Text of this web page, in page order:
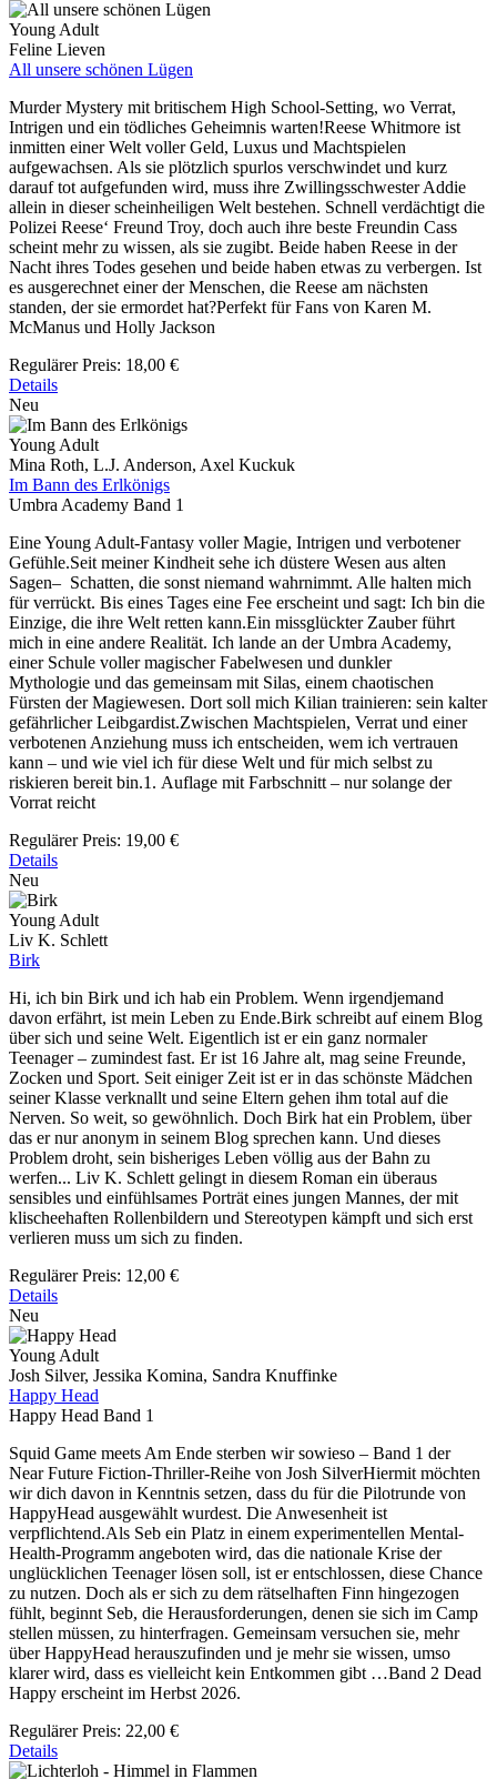
Young Adult
Feline Lieven
All unsere schönen Lügen
Murder Mystery mit britischem High School-Setting, wo Verrat,
Intrigen und ein tödliches Geheimnis warten!Reese Whitmore ist
inmitten einer Welt voller Geld, Luxus und Machtspielen
aufgewachsen. Als sie plötzlich spurlos verschwindet und kurz
darauf tot aufgefunden wird, muss ihre Zwillingsschwester Addie
allein in dieser scheinheiligen Welt bestehen. Schnell verdächtigt die
Polizei Reese‘ Freund Troy, doch auch ihre beste Freundin Cass
scheint mehr zu wissen, als sie zugibt. Beide haben Reese in der
Nacht ihres Todes gesehen und beide haben etwas zu verbergen. Ist
es ausgerechnet einer der Menschen, die Reese am nächsten
standen, der sie ermordet hat?Perfekt für Fans von Karen M.
McManus und Holly Jackson
Regulärer Preis: 18,00 €
Details
Neu
Young Adult
Mina Roth, L.J. Anderson, Axel Kuckuk
Im Bann des Erlkönigs
Umbra Academy Band 1
Eine Young Adult-Fantasy voller Magie, Intrigen und verbotener
Gefühle.Seit meiner Kindheit sehe ich düstere Wesen aus alten
Sagen– Schatten, die sonst niemand wahrnimmt. Alle halten mich
für verrückt. Bis eines Tages eine Fee erscheint und sagt: Ich bin die
Einzige, die ihre Welt retten kann.Ein missglückter Zauber führt
mich in eine andere Realität. Ich lande an der Umbra Academy,
einer Schule voller magischer Fabelwesen und dunkler
Mythologie und das gemeinsam mit Silas, einem chaotischen
Fürsten der Magiewesen. Dort soll mich Kilian trainieren: sein kalter
gefährlicher Leibgardist.Zwischen Machtspielen, Verrat und einer
verbotenen Anziehung muss ich entscheiden, wem ich vertrauen
kann – und wie viel ich für diese Welt und für mich selbst zu
riskieren bereit bin.1. Auflage mit Farbschnitt – nur solange der
Vorrat reicht
Regulärer Preis: 19,00 €
Details
Neu
Young Adult
Liv K. Schlett
Birk
Hi, ich bin Birk und ich hab ein Problem. Wenn irgendjemand
davon erfährt, ist mein Leben zu Ende.Birk schreibt auf einem Blog
über sich und seine Welt. Eigentlich ist er ein ganz normaler
Teenager – zumindest fast. Er ist 16 Jahre alt, mag seine Freunde,
Zocken und Sport. Seit einiger Zeit ist er in das schönste Mädchen
seiner Klasse verknallt und seine Eltern gehen ihm total auf die
Nerven. So weit, so gewöhnlich. Doch Birk hat ein Problem, über
das er nur anonym in seinem Blog sprechen kann. Und dieses
Problem droht, sein bisheriges Leben völlig aus der Bahn zu
werfen... Liv K. Schlett gelingt in diesem Roman ein überaus
sensibles und einfühlsames Porträt eines jungen Mannes, der mit
klischeehaften Rollenbildern und Stereotypen kämpft und sich erst
verlieren muss um sich zu finden.
Regulärer Preis: 12,00 €
Details
Neu
Young Adult
Josh Silver, Jessika Komina, Sandra Knuffinke
Happy Head
Happy Head Band 1
Squid Game meets Am Ende sterben wir sowieso – Band 1 der
Near Future Fiction-Thriller-Reihe von Josh SilverHiermit möchten
wir dich davon in Kenntnis setzen, dass du für die Pilotrunde von
HappyHead ausgewählt wurdest. Die Anwesenheit ist
verpflichtend.Als Seb ein Platz in einem experimentellen Mental-
Health-Programm angeboten wird, das die nationale Krise der
unglücklichen Teenager lösen soll, ist er entschlossen, diese Chance
zu nutzen. Doch als er sich zu dem rätselhaften Finn hingezogen
fühlt, beginnt Seb, die Herausforderungen, denen sie sich im Camp
stellen müssen, zu hinterfragen. Gemeinsam versuchen sie, mehr
über HappyHead herauszufinden und je mehr sie wissen, umso
klarer wird, dass es vielleicht kein Entkommen gibt …Band 2 Dead
Happy erscheint im Herbst 2026.
Regulärer Preis: 22,00 €
Details